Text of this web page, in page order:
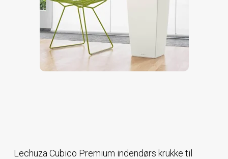
Lechuza Cubico Premium indendørs krukke til